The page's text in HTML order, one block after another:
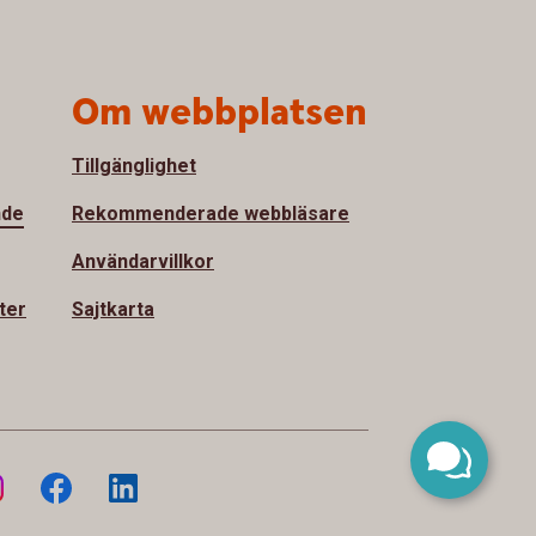
Om webbplatsen
Tillgänglighet
Rekommenderade webbläsare
Användarvillkor
Sajtkarta